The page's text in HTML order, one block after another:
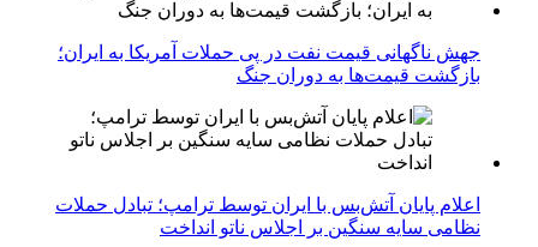
جهش ناگهانی قیمت نفت در پی حملات آمریکا به ایران؛
بازگشت قیمت‌ها به دوران جنگ
اعلام پایان آتش‌بس با ایران توسط ترامپ؛ تبادل حملات
نظامی سایه سنگین بر اجلاس ناتو انداخت